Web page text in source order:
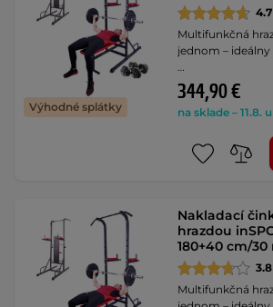
Výhodné splátky
4.7
Multifunkčná
jednom –
…
344,90 €
na sklade – 11.8.
Nakladací
hrazdou
180+40 cm/
3.8
Multifunkčná